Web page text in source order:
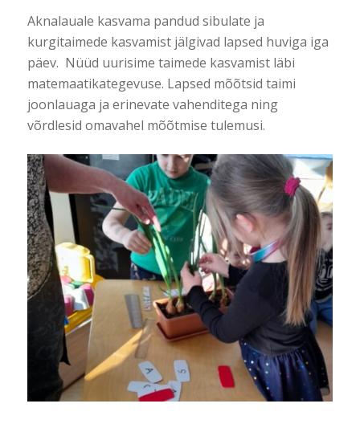
Aknalauale kasvama pandud sibulate ja
kurgitaimede kasvamist jälgivad lapsed huviga iga
päev. Nüüd uurisime taimede kasvamist läbi
matemaatikategevuse. Lapsed mõõtsid taimi
joonlauaga ja erinevate vahenditega ning
võrdlesid omavahel mõõtmise tulemusi.